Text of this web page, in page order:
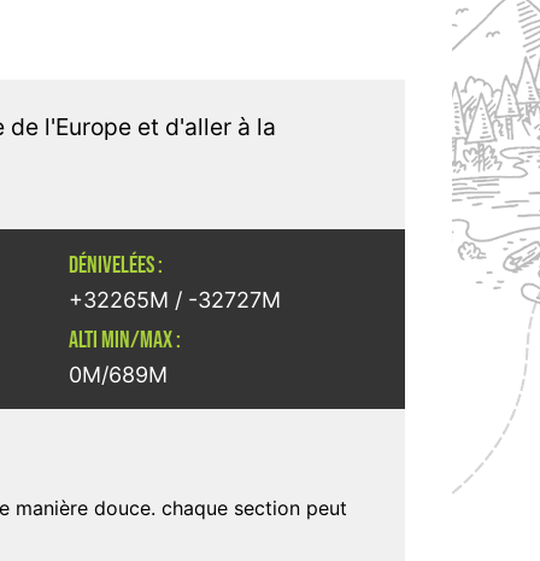
l'Europe et d'aller à la
DÉNIVELÉES :
+32265M / -32727M
ALTI MIN/MAX :
0M/689M
douce. chaque section peut